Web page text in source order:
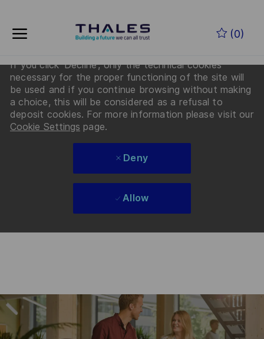
(0)
-
and its partners will deposit cookies on your device
to enhance site navigation, analyze site usage, and
If you click 'Decline', only the technical cookies
necessary for the proper functioning of the site will
be used and if you continue browsing without making
a choice, this will be considered as a refusal to
deposit cookies. For more information please visit our
Cookie Settings page.
Deny
Allow